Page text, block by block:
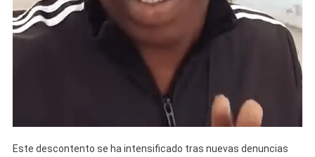
Este descontento se ha intensificado tras nuevas denuncias